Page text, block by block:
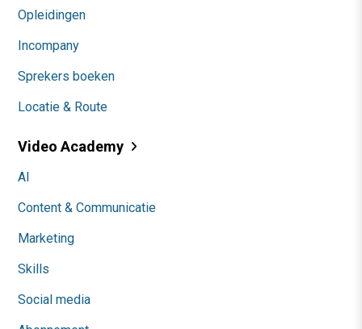
Opleidingen
Incompany
Sprekers boeken
Locatie & Route
Video Academy
AI
Content & Communicatie
Marketing
Skills
Social media